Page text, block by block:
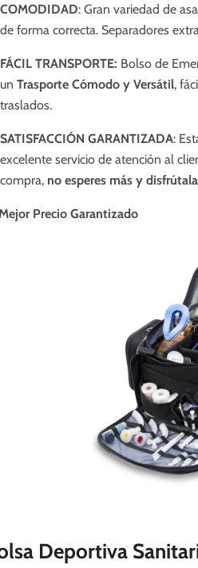
COMODIDAD: Gran variedad de
de forma correcta. Separadores
FÁCIL TRANSPORTE: Bolso de
un Trasporte Cómodo y Versátil,
traslados.
SATISFACCIÓN GARANTIZADA:
excelente servicio de atención al
compra, no esperes más y
Precio Garantizado
Deportiva